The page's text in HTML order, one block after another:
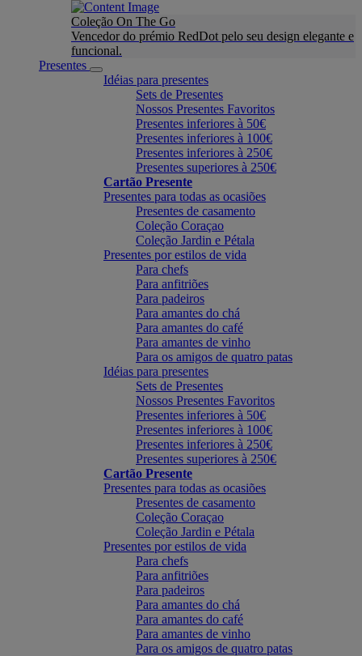
Coleção On The Go
Vencedor do prémio RedDot pelo seu design elegante e
funcional.
Presentes
Idéias para presentes
Sets de Presentes
Nossos Presentes Favoritos
Presentes inferiores à 50€
Presentes inferiores à 100€
Presentes inferiores à 250€
Presentes superiores à 250€
Cartão Presente
Presentes para todas as ocasiões
Presentes de casamento
Coleção Coraçao
Coleção Jardin e Pétala
Presentes por estilos de vida
Para chefs
Para anfitriões
Para padeiros
Para amantes do chá
Para amantes do café
Para amantes de vinho
Para os amigos de quatro patas
Idéias para presentes
Sets de Presentes
Nossos Presentes Favoritos
Presentes inferiores à 50€
Presentes inferiores à 100€
Presentes inferiores à 250€
Presentes superiores à 250€
Cartão Presente
Presentes para todas as ocasiões
Presentes de casamento
Coleção Coraçao
Coleção Jardin e Pétala
Presentes por estilos de vida
Para chefs
Para anfitriões
Para padeiros
Para amantes do chá
Para amantes do café
Para amantes de vinho
Para os amigos de quatro patas